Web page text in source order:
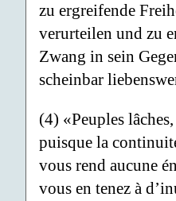
zu ergreifende
verurteilen und zu
Zwang in sein
scheinbar
(4) «Peuples
puisque la
vous rend aucune
vous en tenez à